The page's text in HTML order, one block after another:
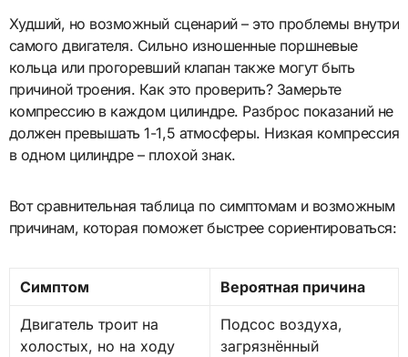
Худший, но возможный сценарий – это проблемы внутри
самого двигателя. Сильно изношенные поршневые
кольца или прогоревший клапан также могут быть
причиной троения. Как это проверить? Замерьте
компрессию в каждом цилиндре. Разброс показаний не
должен превышать 1-1,5 атмосферы. Низкая компрессия
в одном цилиндре – плохой знак.
Вот сравнительная таблица по симптомам и возможным
причинам, которая поможет быстрее сориентироваться:
Симптом Вероятная причина
Двигатель троит на
холостых, но на ходу
Подсос воздуха,
загрязнённый